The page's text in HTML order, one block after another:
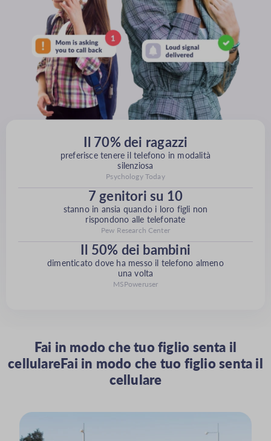
Il 70% dei ragazzi
preferisce tenere il telefono in modalità
silenziosa
Psychology Today
7 genitori su 10
stanno in ansia quando i loro figli non
rispondono alle telefonate
Pew Research Center
Il 50% dei bambini
dimenticato dove ha messo il telefono almeno
una volta
MSPoweruser
Fai in modo che tuo figlio senta il
cellulareFai in modo che tuo figlio senta il
cellulare